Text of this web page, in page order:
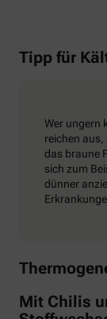
Tipp für
Wer ungern
reichen
das braune
sich zum
dünner
Mit Chilis